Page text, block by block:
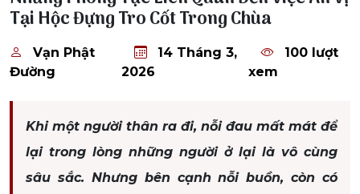
Tại Hộc Đựng Tro Cốt Trong Chùa
Vạn Phật
Đường
14 Tháng 3,
2026
100 lượt
xem
Khi một người thân ra đi, nỗi đau mất mát để
lại trong lòng những người ở lại là vô cùng
sâu sắc. Nhưng bên cạnh nỗi buồn, còn có